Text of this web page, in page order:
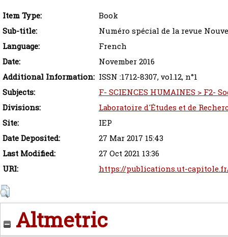
Item Type:
Book
Sub-title:
Numéro spécial de la revue
Language:
French
Date:
November 2016
Additional Information: ISSN :1712-8307, vol.12, n°1
Subjects:
F- SCIENCES HUMAINES > F2-
Divisions:
Laboratoire d'Études et de
Site:
IEP
Date Deposited:
27 Mar 2017 15:43
Last Modified:
27 Oct 2021 13:36
URI:
https://publications.ut-
Altmetric